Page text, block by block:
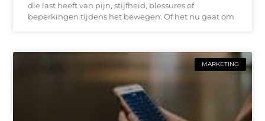
die last heeft van pijn, stijfheid, blessures of
beperkingen tijdens het bewegen. Of het nu gaat om
MARKETING